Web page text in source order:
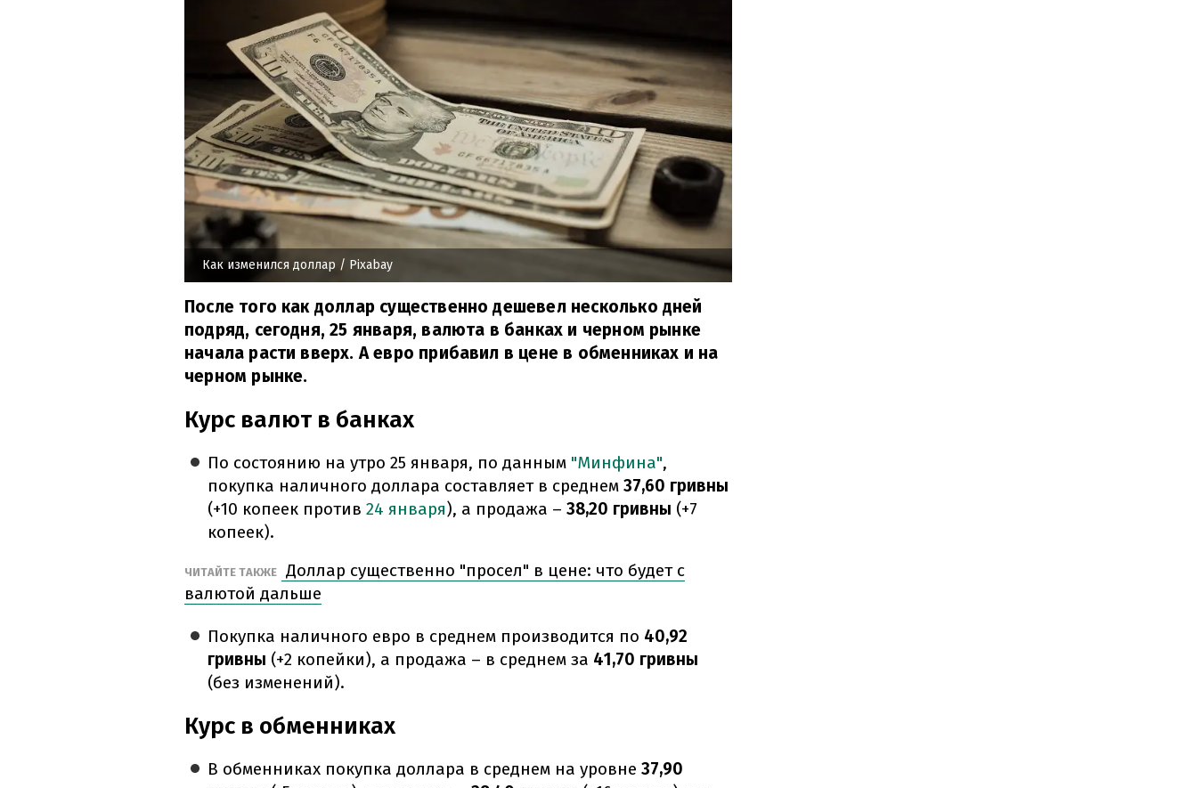
Как изменился доллар / Pixabay
После того как доллар существенно дешевел несколько дней
подряд, сегодня, 25 января, валюта в банках и черном рынке
начала расти вверх. А евро прибавил в цене в обменниках и на
черном рынке.
Курс валют в банках
По состоянию на утро 25 января, по данным "Минфина",
покупка наличного доллара составляет в среднем 37,60 гривны
(+10 копеек против 24 января), а продажа – 38,20 гривны (+7
копеек).
ЧИТАЙТЕ ТАКЖЕ
Доллар существенно "просел" в цене: что будет с
валютой дальше
Покупка наличного евро в среднем производится по 40,92
гривны (+2 копейки), а продажа – в среднем за 41,70 гривны
(без изменений).
Курс в обменниках
В обменниках покупка доллара в среднем на уровне 37,90